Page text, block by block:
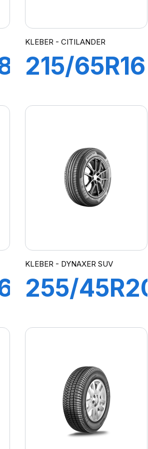
KLEBER - CITILANDER
215/65R16
KLEBER - DYNAXER SUV
255/45R20
SUV